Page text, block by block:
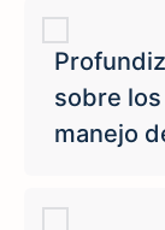
sobre
manejo